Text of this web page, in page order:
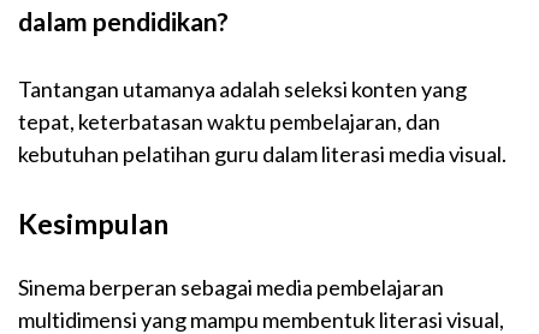
dalam pendidikan?
Tantangan utamanya adalah seleksi konten yang
tepat, keterbatasan waktu pembelajaran, dan
kebutuhan pelatihan guru dalam literasi media visual.
Kesimpulan
Sinema berperan sebagai media pembelajaran
multidimensi yang mampu membentuk literasi visual,